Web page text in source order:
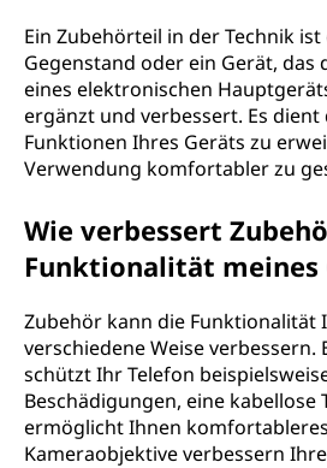
Ein Zubehörteil in der Technik
Gegenstand oder ein Gerät, das
eines elektronischen
ergänzt und verbessert. Es dient
Funktionen Ihres Geräts zu
Verwendung komfortabler zu
Wie verbessert
Funktionalität meines
Zubehör kann die Funktionalität
verschiedene Weise verbessern.
schützt Ihr Telefon
Beschädigungen, eine kabellose
ermöglicht Ihnen
Kameraobjektive verbessern